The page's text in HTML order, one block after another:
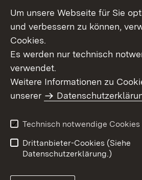
Themenübersicht
Barrierefreiheit
Um unsere Webseite für Sie
und verbessern zu können,
Cookies.
Es werden nur technisch
verwendet.
Weitere Informationen zu
unserer
Technisch notwendige Cookies
Drittanbieter-Cookies (Siehe
Datenschutzerklärung.)